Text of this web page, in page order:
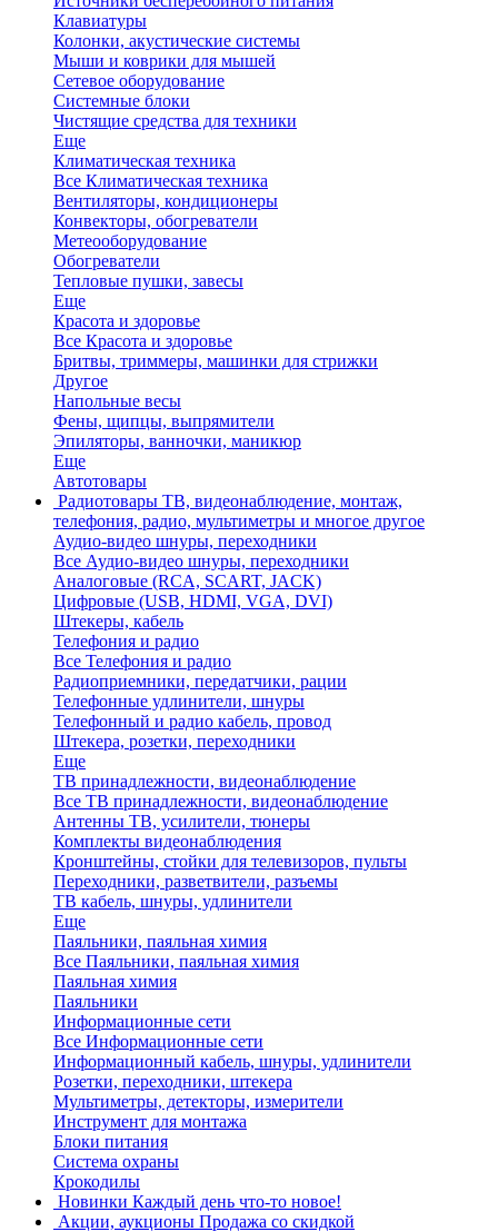
Клавиатуры
Колонки, акустические системы
Мыши и коврики для мышей
Сетевое оборудование
Системные блоки
Чистящие средства для техники
Еще
Климатическая техника
Все Климатическая техника
Вентиляторы, кондиционеры
Конвекторы, обогреватели
Метеооборудование
Обогреватели
Тепловые пушки, завесы
Еще
Красота и здоровье
Все Красота и здоровье
Бритвы, триммеры, машинки для стрижки
Другое
Напольные весы
Фены, щипцы, выпрямители
Эпиляторы, ванночки, маникюр
Еще
Автотовары
Радиотовары ТВ, видеонаблюдение, монтаж,
телефония, радио, мультиметры и многое другое
Аудио-видео шнуры, переходники
Все Аудио-видео шнуры, переходники
Аналоговые (RCA, SCART, JACK)
Цифровые (USB, HDMI, VGA, DVI)
Штекеры, кабель
Телефония и радио
Все Телефония и радио
Радиоприемники, передатчики, рации
Телефонные удлинители, шнуры
Телефонный и радио кабель, провод
Штекера, розетки, переходники
Еще
ТВ принадлежности, видеонаблюдение
Все ТВ принадлежности, видеонаблюдение
Антенны ТВ, усилители, тюнеры
Комплекты видеонаблюдения
Кронштейны, стойки для телевизоров, пульты
Переходники, разветвители, разъемы
ТВ кабель, шнуры, удлинители
Еще
Паяльники, паяльная химия
Все Паяльники, паяльная химия
Паяльная химия
Паяльники
Информационные сети
Все Информационные сети
Информационный кабель, шнуры, удлинители
Розетки, переходники, штекера
Мультиметры, детекторы, измерители
Инструмент для монтажа
Блоки питания
Система охраны
Крокодилы
Новинки Каждый день что-то новое!
Акции, аукционы Продажа со скидкой